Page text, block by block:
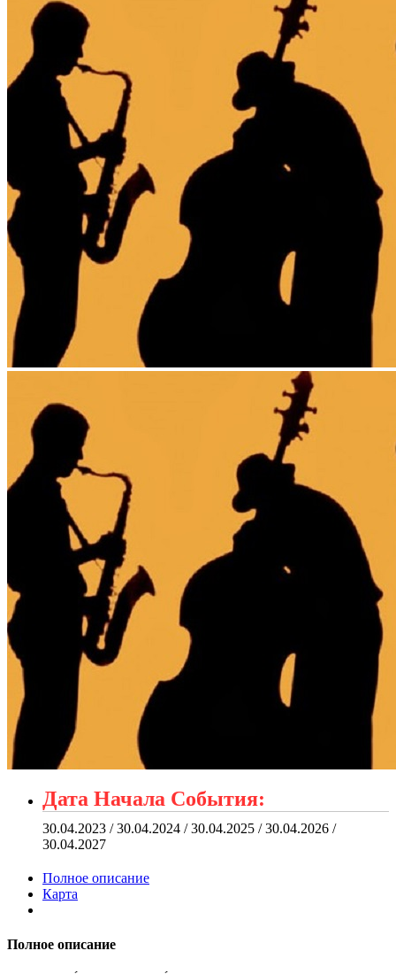
Дата Начала События:
30.04.2023 / 30.04.2024 / 30.04.2025 / 30.04.2026 /
30.04.2027
Полное описание
Карта
Полное описание